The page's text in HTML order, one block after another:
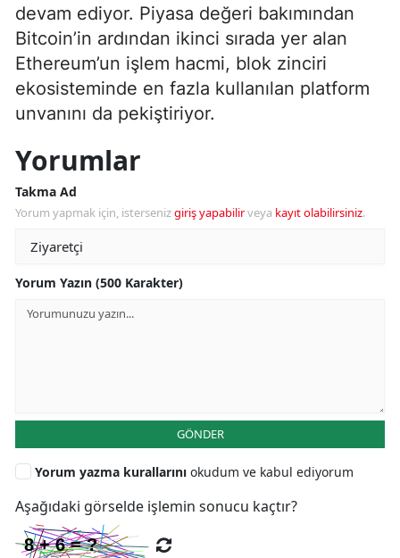
devam ediyor. Piyasa değeri bakımından
Bitcoin’in ardından ikinci sırada yer alan
Ethereum’un işlem hacmi, blok zinciri
ekosisteminde en fazla kullanılan platform
unvanını da pekiştiriyor.
Yorumlar
Takma Ad
Yorum yapmak için, istersenizgiriş yapabilirveya kayıt olabilirsiniz.
Yorum Yazın (500 Karakter)
GÖNDER
Yorum yazma kurallarını okudum ve kabul ediyorum
Aşağıdaki görselde işlemin sonucu kaçtır?